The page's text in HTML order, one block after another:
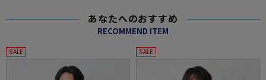
あなたへのおすすめ
RECOMMEND ITEM
SALE SALE